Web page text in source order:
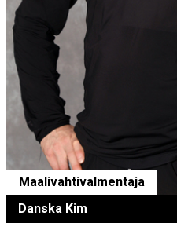
Maalivahtivalmentaja
Danska Kim